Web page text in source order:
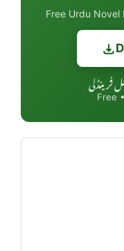
Free Urdu
Free